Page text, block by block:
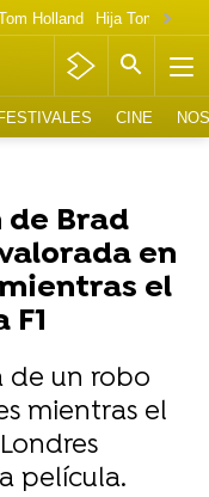
Holland Hija Tom
CINE
de Brad
en
el
de un robo
mientras el
película.